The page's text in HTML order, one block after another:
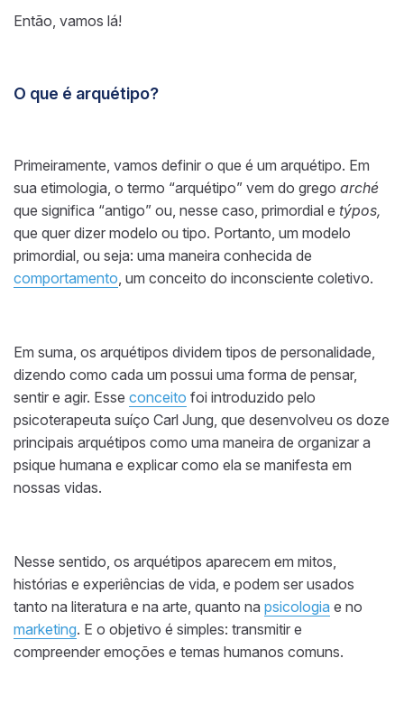
Então, vamos lá!
O que é arquétipo?
Primeiramente, vamos definir o que é um arquétipo. Em
sua etimologia, o termo “arquétipo” vem do grego arché
que significa “antigo” ou, nesse caso, primordial e týpos,
que quer dizer modelo ou tipo. Portanto, um modelo
primordial, ou seja: uma maneira conhecida de
comportamento, um conceito do inconsciente coletivo.
Em suma, os arquétipos dividem tipos de personalidade,
dizendo como cada um possui uma forma de pensar,
sentir e agir. Esse conceito foi introduzido pelo
psicoterapeuta suíço Carl Jung, que desenvolveu os doze
principais arquétipos como uma maneira de organizar a
psique humana e explicar como ela se manifesta em
nossas vidas.
Nesse sentido, os arquétipos aparecem em mitos,
histórias e experiências de vida, e podem ser usados
tanto na literatura e na arte, quanto na psicologia e no
marketing. E o objetivo é simples: transmitir e
compreender emoções e temas humanos comuns.